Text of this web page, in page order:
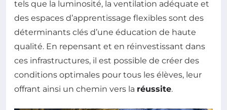
tels que la luminosité, la ventilation adéquate et
des espaces d’apprentissage flexibles sont des
déterminants clés d’une éducation de haute
qualité. En repensant et en réinvestissant dans
ces infrastructures, il est possible de créer des
conditions optimales pour tous les élèves, leur
offrant ainsi un chemin vers la réussite.